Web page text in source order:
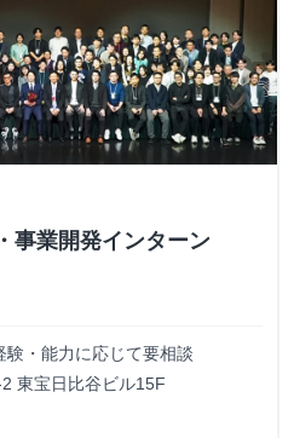
事業開発インターン
・能力に応じて要相談
東宝日比谷ビル15F